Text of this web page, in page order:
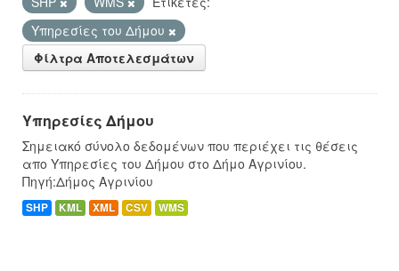
Υπηρεσίες του Δήμου
Φίλτρα Αποτελεσμάτων
Υπηρεσίες Δήμου
Σημειακό σύνολο δεδομένων που περιέχει τις θέσεις
απο Υπηρεσίες του Δήμου στο Δήμο Αγρινίου.
Πηγή:Δήμος Αγρινίου
SHP KML XML CSV WMS